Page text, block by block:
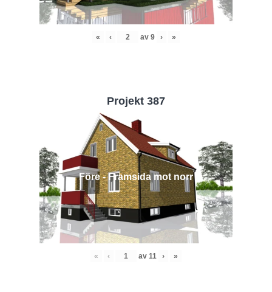
« ‹ av 9 › »
Projekt 387
Före - Framsida mot norr
« ‹ av 11 › »